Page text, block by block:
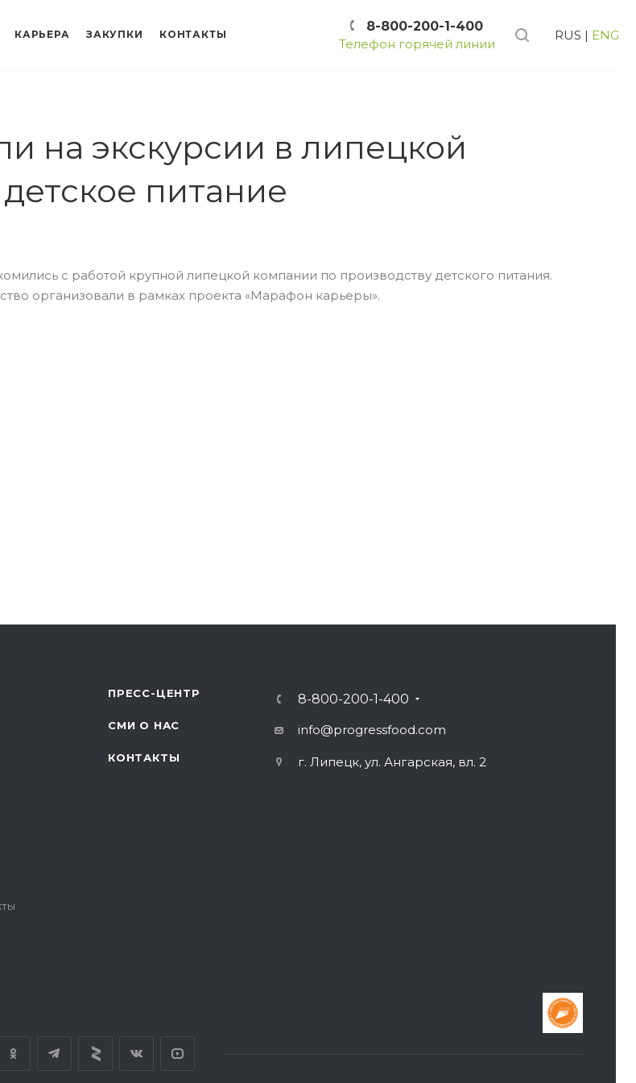
RUS | ENG
8-800-200-1-400
Телефон горячей линии
КАРЬЕРА ЗАКУПКИ КОНТАКТЫ
на экскурсии в липецкой
питание
с работой крупной липецкой компании по производству детского питания.
организовали в рамках проекта «Марафон карьеры».
ПРЕСС-ЦЕНТР
СМИ О НАС
КОНТАКТЫ
8-800-200-1-400
info@progressfood.com
г. Липецк, ул. Ангарская, вл. 2